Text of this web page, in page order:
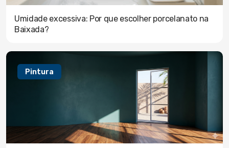
Umidade excessiva: Por que escolher porcelanato na
Baixada?
Pintura